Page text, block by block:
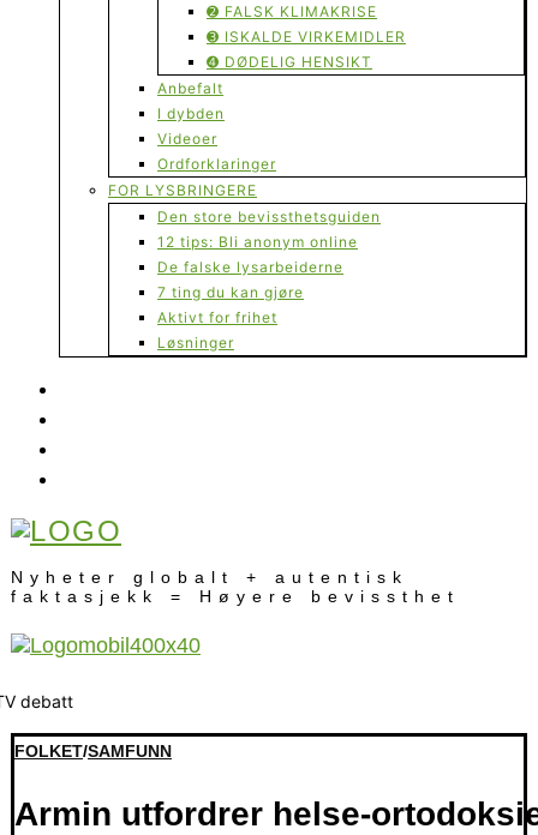
➋ FALSK KLIMAKRISE
➌ ISKALDE VIRKEMIDLER
➍ DØDELIG HENSIKT
Anbefalt
I dybden
Videoer
Ordforklaringer
FOR LYSBRINGERE
Den store bevissthetsguiden
12 tips: Bli anonym online
De falske lysarbeiderne
7 ting du kan gjøre
Aktivt for frihet
Løsninger
Nyheter globalt + autentisk
faktasjekk = Høyere bevissthet
FOLKET/SAMFUNN
Armin utfordrer helse-